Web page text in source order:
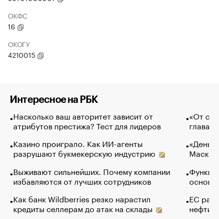
ОКФС
16
ОКОГУ
4210015
Интересное на РБК
Насколько ваш авторитет зависит от
атрибутов престижа? Тест для лидеров
Казино проиграло. Как ИИ-агенты
разрушают букмекерскую индустрию
Выживают сильнейших. Почему компании
избавляются от лучших сотрудников
Как банк Wildberries резко нарастил
кредиты селлерам до атак на склады
«От
глава
Маск в
основ
ЕС
нефти